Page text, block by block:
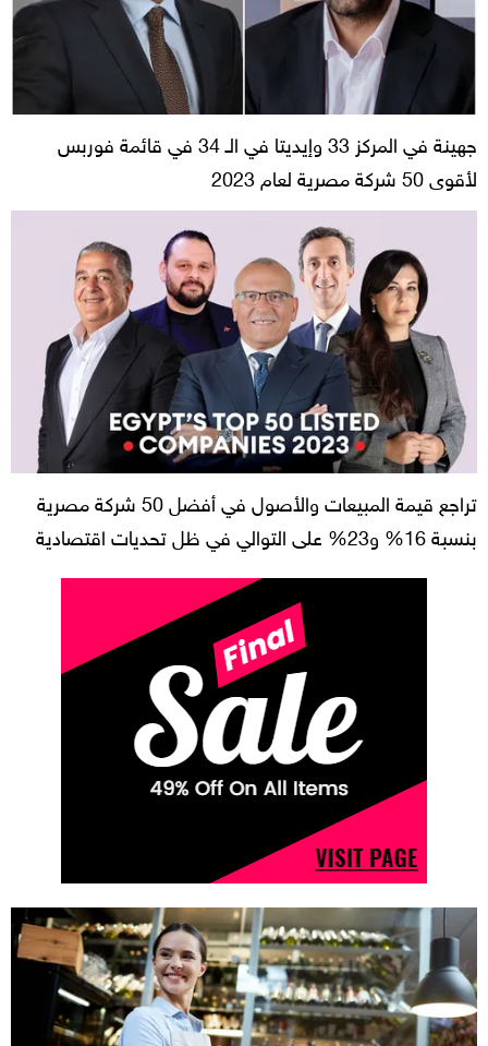
جهينة في المركز 33 وإيديتا في الـ 34 في قائمة فوربس
لأقوى 50 شركة مصرية لعام 2023
تراجع قيمة المبيعات والأصول في أفضل 50 شركة مصرية
بنسبة 16% و23% على التوالي في ظل تحديات اقتصادية